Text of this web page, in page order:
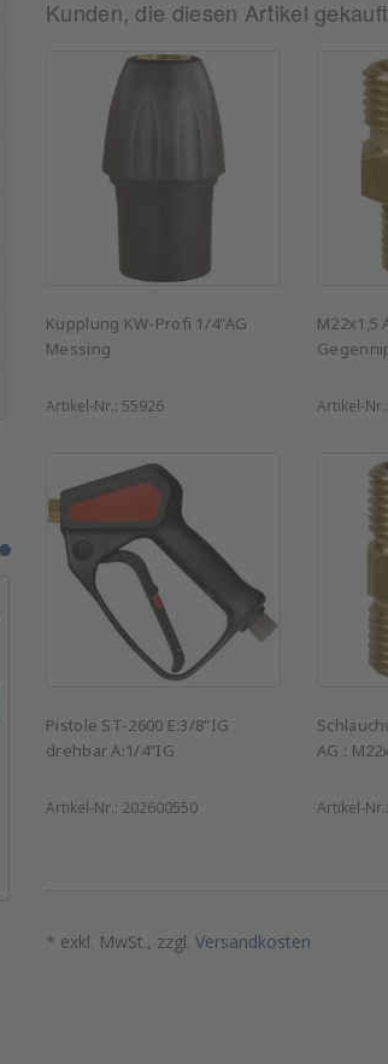
Kunden, die diesen Artikel
Kupplung KW-Profi 1/4"AG
Messing
Artikel-Nr.: 55926
M22x1,5
Artikel-Nr.:
Pistole ST-2600 E:3/8"IG
drehbar A:1/4"IG
Artikel-Nr.: 202600550
AG :
Artikel-Nr.:
* exkl. MwSt., zzgl. Versandkosten